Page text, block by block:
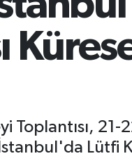
Toplantısı,
Lütfi